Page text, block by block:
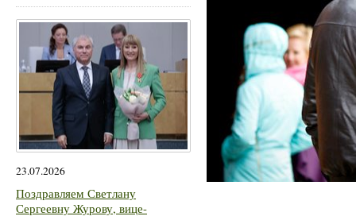
23.07.2026
Поздравляем Светлану
Сергеевну Журову, вице-